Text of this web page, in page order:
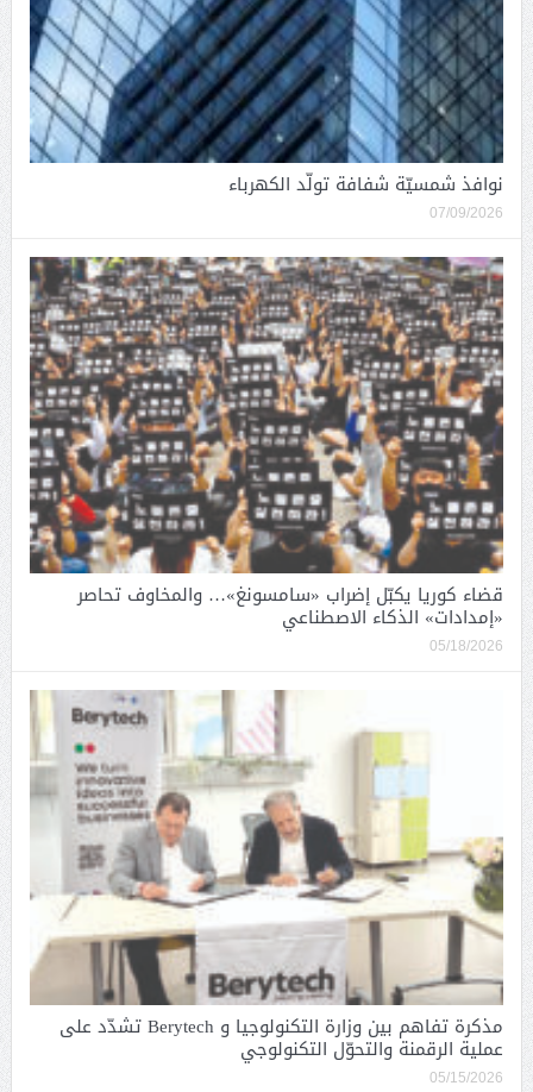
نوافذ شمسيّة شفافة تولّد الكهرباء
07/09/2026
قضاء كوريا يكبّل إضراب «سامسونغ»… والمخاوف تحاصر
«إمدادات» الذكاء الاصطناعي
05/18/2026
مذكرة تفاهم بين وزارة التكنولوجيا و Berytech تشدّد على
عملية الرقمنة والتحوّل التكنولوجي
05/15/2026